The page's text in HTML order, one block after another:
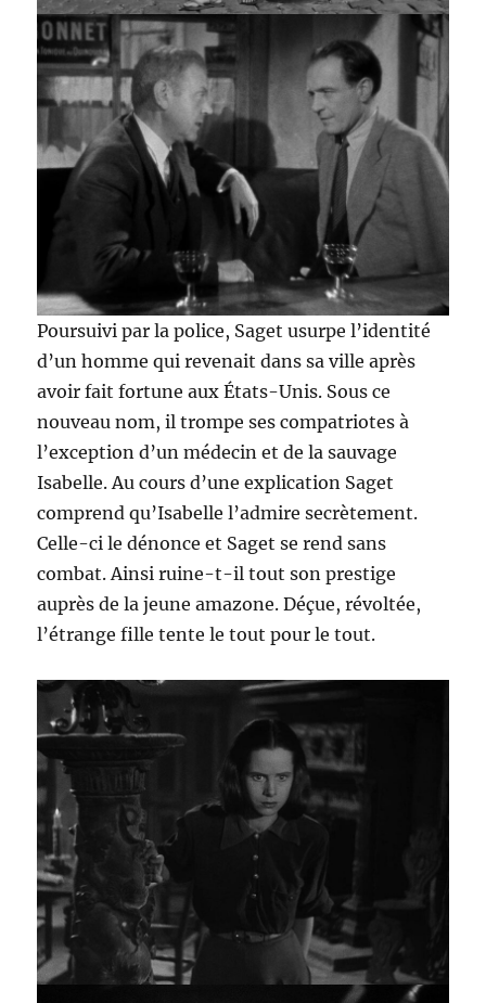
Poursuivi par la police, Saget usurpe l’identité
d’un homme qui revenait dans sa ville après
avoir fait fortune aux États-Unis. Sous ce
nouveau nom, il trompe ses compatriotes à
l’exception d’un médecin et de la sauvage
Isabelle. Au cours d’une explication Saget
comprend qu’Isabelle l’admire secrètement.
Celle-ci le dénonce et Saget se rend sans
combat. Ainsi ruine-t-il tout son prestige
auprès de la jeune amazone. Déçue, révoltée,
l’étrange fille tente le tout pour le tout.